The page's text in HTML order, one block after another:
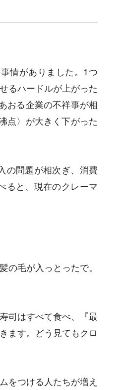
情がありました。1つ
るハードルが上がった
おる企業の不祥事が相
点〉が大きく下がった
の問題が相次ぎ、消費
ると、現在のクレーマ
の毛が入っとったで。
司はすべて食べ、『最
ます。どう見てもクロ
をつける人たちが増え